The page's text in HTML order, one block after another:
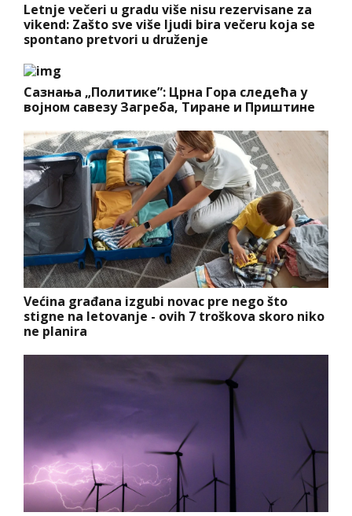
Letnje večeri u gradu više nisu rezervisane za
vikend: Zašto sve više ljudi bira večeru koja se
spontano pretvori u druženje
Сазнања „Политике”: Црна Гора следећа у
војном савезу Загреба, Тиране и Приштине
Većina građana izgubi novac pre nego što
stigne na letovanje - ovih 7 troškova skoro niko
ne planira